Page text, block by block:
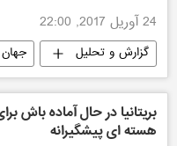
24 آوریل 2017, 22:00
گزارش و تحلیل جهان
سیاسی
بریتانیا در حال آماده باش
هسته ای پیشگیرانه